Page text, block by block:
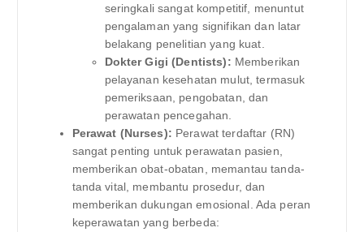
seringkali sangat kompetitif, menuntut
pengalaman yang signifikan dan latar
belakang penelitian yang kuat.
Dokter Gigi (Dentists): Memberikan
pelayanan kesehatan mulut, termasuk
pemeriksaan, pengobatan, dan
perawatan pencegahan.
Perawat (Nurses): Perawat terdaftar (RN)
sangat penting untuk perawatan pasien,
memberikan obat-obatan, memantau tanda-
tanda vital, membantu prosedur, dan
memberikan dukungan emosional. Ada peran
keperawatan yang berbeda: